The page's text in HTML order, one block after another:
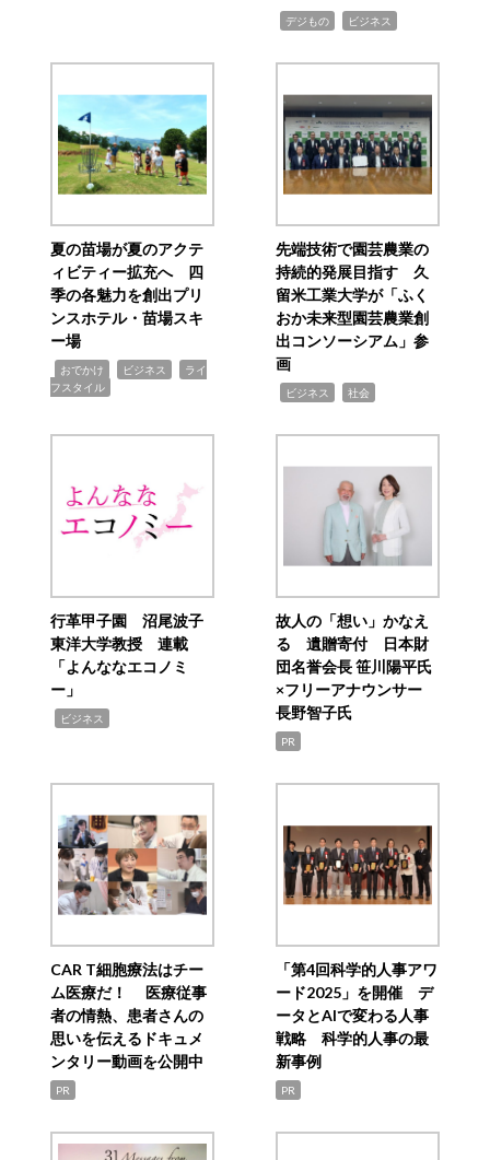
デジもの ビジネス
夏の苗場が夏のアクテ
ィビティー拡充へ 四
季の各魅力を創出プリ
ンスホテル・苗場スキ
ー場
おでかけ ビジネス
ライ
フスタイル
先端技術で園芸農業の
持続的発展目指す 久
留米工業大学が「ふく
おか未来型園芸農業創
出コンソーシアム」参
画
ビジネス 社会
行革甲子園 沼尾波子
東洋大学教授 連載
「よんななエコノミ
ー」
ビジネス
故人の「想い」かなえ
る 遺贈寄付 日本財
団名誉会長 笹川陽平氏
×フリーアナウンサー
長野智子氏
PR
CAR T細胞療法はチー
ム医療だ！ 医療従事
者の情熱、患者さんの
思いを伝えるドキュメ
ンタリー動画を公開中
PR
「第4回科学的人事アワ
ード2025」を開催 デ
ータとAIで変わる人事
戦略 科学的人事の最
新事例
PR